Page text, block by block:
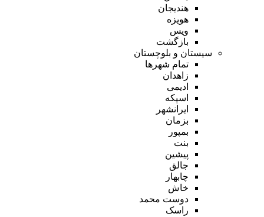
هندیجان
هویزه
ویس
بازگشت
سیستان و بلوچستان
تمام شهر‌ها
زاهدان
ادیمی
اسپکه
ایرانشهر
بزمان
بمپور
بنت
پیشین
جالق
چابهار
خاش
دوست محمد
راسک